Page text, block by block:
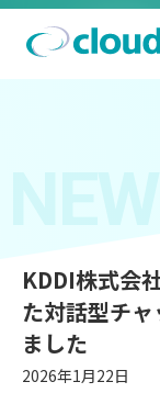
KDDI株式会
た対話型チ
ました
2026年1月22日